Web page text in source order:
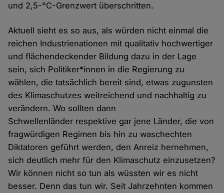
und 2,5-°C-Grenzwert überschritten.
Aktuell sieht es so aus, als würden nicht einmal die
reichen Industrienationen mit qualitativ hochwertiger
und flächendeckender Bildung dazu in der Lage
sein, sich Politiker*innen in die Regierung zu
wählen, die tatsächlich bereit sind, etwas zugunsten
des Klimaschutzes weitreichend und nachhaltig zu
verändern. Wo sollten dann
Schwellenländer respektive gar jene Länder, die von
fragwürdigen Regimen bis hin zu waschechten
Diktatoren geführt werden, den Anreiz hernehmen,
sich deutlich mehr für den Klimaschutz einzusetzen?
Wir können nicht so tun als wüssten wir es nicht
besser. Denn das tun wir. Seit Jahrzehnten kommen